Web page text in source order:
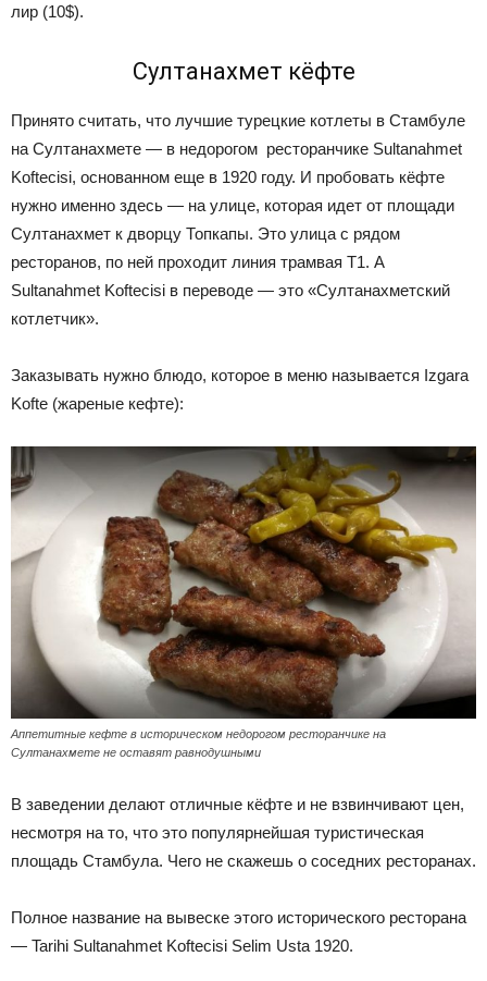
лир (10$).
Султанахмет кёфте
Принято считать, что лучшие турецкие котлеты в Стамбуле
на Султанахмете — в недорогом ресторанчике Sultanahmet
Koftecisi, основанном еще в 1920 году. И пробовать кёфте
нужно именно здесь — на улице, которая идет от площади
Султанахмет к дворцу Топкапы. Это улица с рядом
ресторанов, по ней проходит линия трамвая Т1. А
Sultanahmet Koftecisi в переводе — это «Султанахметский
котлетчик».
Заказывать нужно блюдо, которое в меню называется Izgara
Kofte (жареные кефте):
Аппетитные кефте в историческом недорогом ресторанчике на
Султанахмете не оставят равнодушными
В заведении делают отличные кёфте и не взвинчивают цен,
несмотря на то, что это популярнейшая туристическая
площадь Стамбула. Чего не скажешь о соседних ресторанах.
Полное название на вывеске этого исторического ресторана
— Tarihi Sultanahmet Koftecisi Selim Usta 1920.